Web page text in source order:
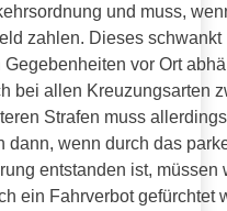
und muss,
zahlen. Dieses schwankt
vor Ort
bei allen Kreuzungsarten
Strafen muss
dann, wenn durch das
entstanden ist, müssen
ein Fahrverbot gefürchtet